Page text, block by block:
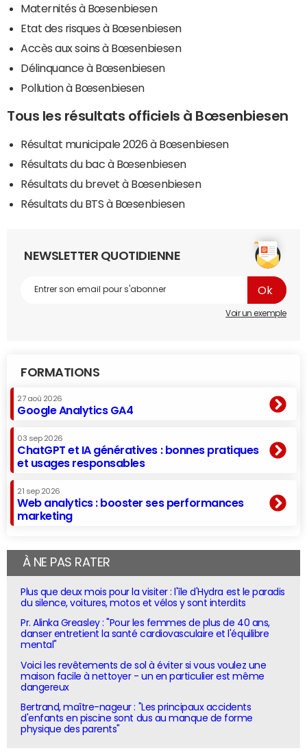
Maternités à Bœsenbiesen
Etat des risques à Bœsenbiesen
Accès aux soins à Bœsenbiesen
Délinquance à Bœsenbiesen
Pollution à Bœsenbiesen
Tous les résultats officiels à Bœsenbiesen
Résultat municipale 2026 à Bœsenbiesen
Résultats du bac à Bœsenbiesen
Résultats du brevet à Bœsenbiesen
Résultats du BTS à Bœsenbiesen
NEWSLETTER QUOTIDIENNE
Voir un exemple
FORMATIONS
27 aoû 2026
Google Analytics GA4
03 sep 2026
ChatGPT et IA génératives : bonnes pratiques
et usages responsables
21 sep 2026
Web analytics : booster ses performances
marketing
À NE PAS RATER
Plus que deux mois pour la visiter : l'île d'Hydra est le paradis
du silence, voitures, motos et vélos y sont interdits
Pr. Alinka Greasley : "Pour les femmes de plus de 40 ans,
danser entretient la santé cardiovasculaire et l'équilibre
mental"
Voici les revêtements de sol à éviter si vous voulez une
maison facile à nettoyer - un en particulier est même
dangereux
Bertrand, maître-nageur : "Les principaux accidents
d'enfants en piscine sont dus au manque de forme
physique des parents"